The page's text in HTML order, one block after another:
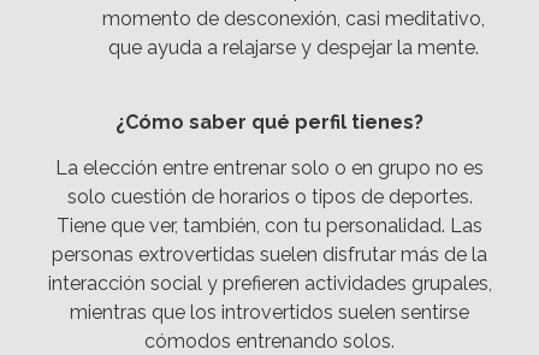
momento de desconexión, casi meditativo,
que ayuda a relajarse y despejar la mente.
¿Cómo saber qué perfil tienes?
La elección entre entrenar solo o en grupo no es
solo cuestión de horarios o tipos de deportes.
Tiene que ver, también, con tu personalidad. Las
personas extrovertidas suelen disfrutar más de la
interacción social y prefieren actividades grupales,
mientras que los introvertidos suelen sentirse
cómodos entrenando solos.